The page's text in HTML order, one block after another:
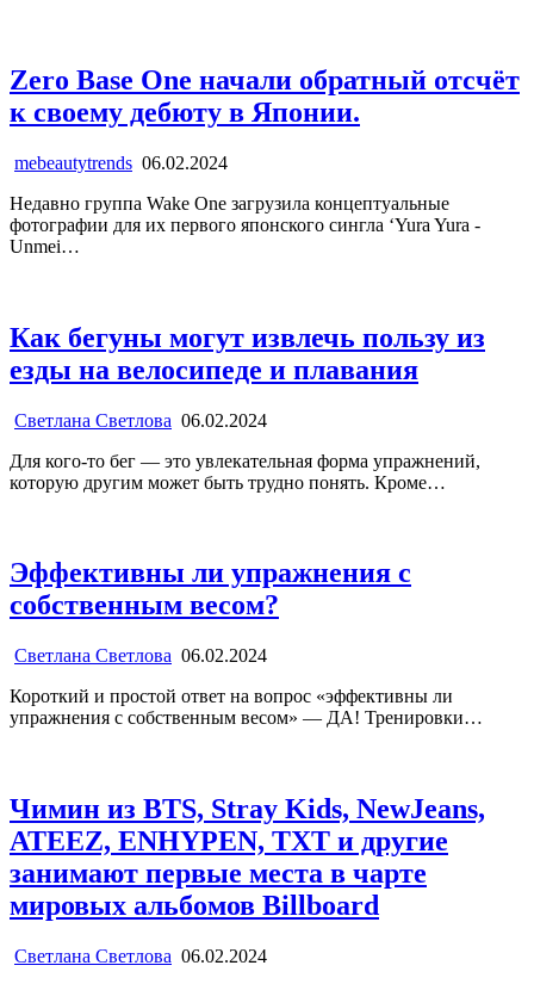
Zero Base One начали обратный отсчёт
к своему дебюту в Японии.
mebeautytrends 06.02.2024
Недавно группа Wake One загрузила концептуальные
фотографии для их первого японского сингла ‘Yura Yura -
Unmei…
Как бегуны могут извлечь пользу из
езды на велосипеде и плавания
Светлана Светлова 06.02.2024
Для кого-то бег — это увлекательная форма упражнений,
которую другим может быть трудно понять. Кроме…
Эффективны ли упражнения с
собственным весом?
Светлана Светлова 06.02.2024
Короткий и простой ответ на вопрос «эффективны ли
упражнения с собственным весом» — ДА! Тренировки…
Чимин из BTS, Stray Kids, NewJeans,
ATEEZ, ENHYPEN, TXT и другие
занимают первые места в чарте
мировых альбомов Billboard
Светлана Светлова 06.02.2024